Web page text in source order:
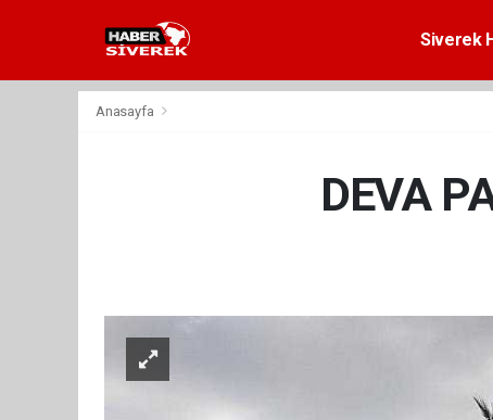
Siverek
Anasayfa
DEVA